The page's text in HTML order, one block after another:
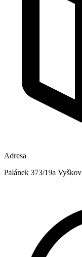
Adresa
Palánek 373/19a Vyškov